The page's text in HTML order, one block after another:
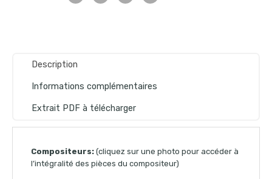
Description
Informations complémentaires
Extrait PDF à télécharger
Compositeurs: (cliquez sur une photo pour accéder à
l’intégralité des pièces du compositeur)